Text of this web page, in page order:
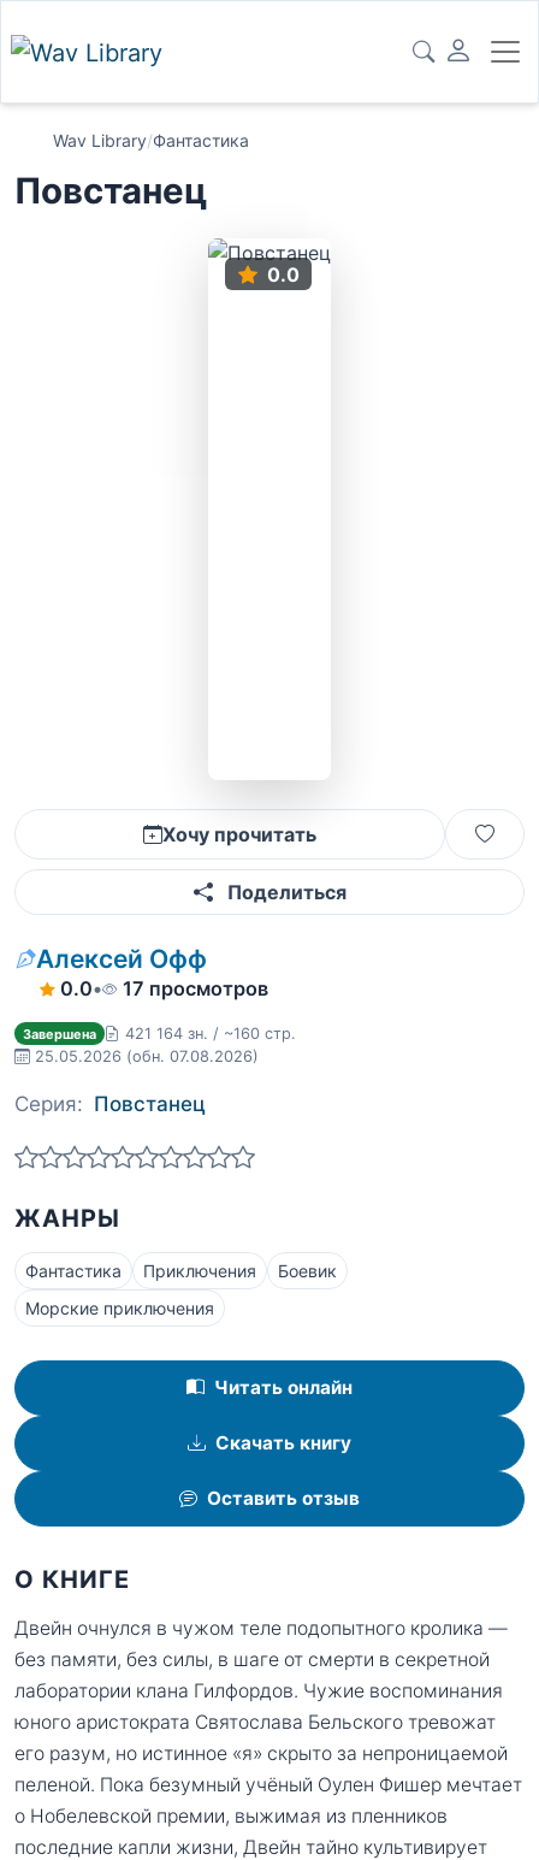
Wav Library/Фантастика
Повстанец
0.0
Хочу прочитать
Поделиться
Алексей Офф
0.0• 17 просмотров
Завершена
421 164 зн. / ~160 стр.
25.05.2026 (обн. 07.08.2026)
Серия: Повстанец
ЖАНРЫ
Фантастика Приключения
Боевик
Морские приключения
Читать онлайн
Скачать книгу
Оставить отзыв
О КНИГЕ
Двейн очнулся в чужом теле подопытного кролика —
без памяти, без силы, в шаге от смерти в секретной
лаборатории клана Гилфордов. Чужие воспоминания
юного аристократа Святослава Бельского тревожат
его разум, но истинное «я» скрыто за непроницаемой
пеленой. Пока безумный учёный Оулен Фишер мечтает
о Нобелевской премии, выжимая из пленников
последние капли жизни, Двейн тайно культивирует